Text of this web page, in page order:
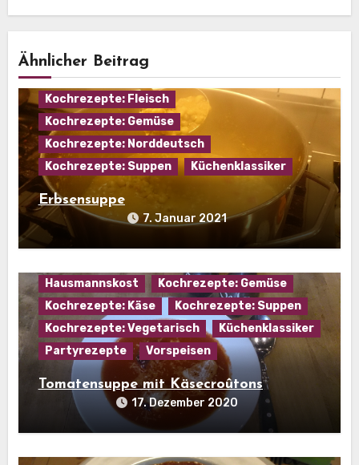
Ähnlicher Beitrag
Eintopf
Hausmannskost
Kochrezepte: Fleisch
Kochrezepte: Gemüse
Kochrezepte: Norddeutsch
Kochrezepte: Suppen
Küchenklassiker
Erbsensuppe
7. Januar 2021
Hausmannskost
Kochrezepte: Gemüse
Kochrezepte: Käse
Kochrezepte: Suppen
Kochrezepte: Vegetarisch
Küchenklassiker
Partyrezepte
Vorspeisen
Tomatensuppe mit Käsecroûtons
17. Dezember 2020